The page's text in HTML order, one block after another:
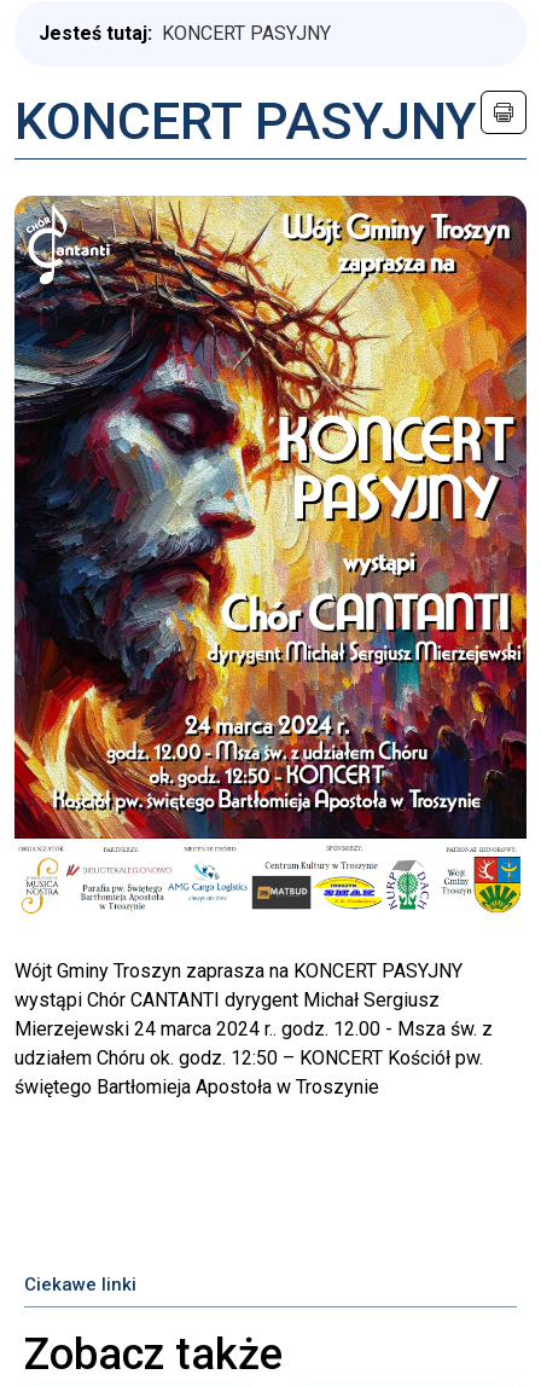
Jesteś tutaj: KONCERT PASYJNY
KONCERT PASYJNY
Wójt Gminy Troszyn zaprasza na KONCERT PASYJNY
wystąpi Chór CANTANTI dyrygent Michał Sergiusz
Mierzejewski 24 marca 2024 r.. godz. 12.00 - Msza św. z
udziałem Chóru ok. godz. 12:50 – KONCERT Kościół pw.
świętego Bartłomieja Apostoła w Troszynie
Ciekawe linki
Zobacz także